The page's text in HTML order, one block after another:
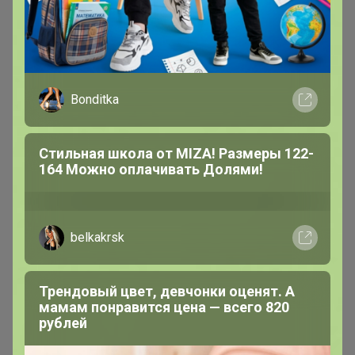
высокой талией AIRism
Bonditka
Стильная школа от MIZA! Размеры 122-
164 Можно оплачивать Долями!
belkakrsk
Трендовый цвет, девчонки оценят. А
мамам понравится цена — всего 820
рублей